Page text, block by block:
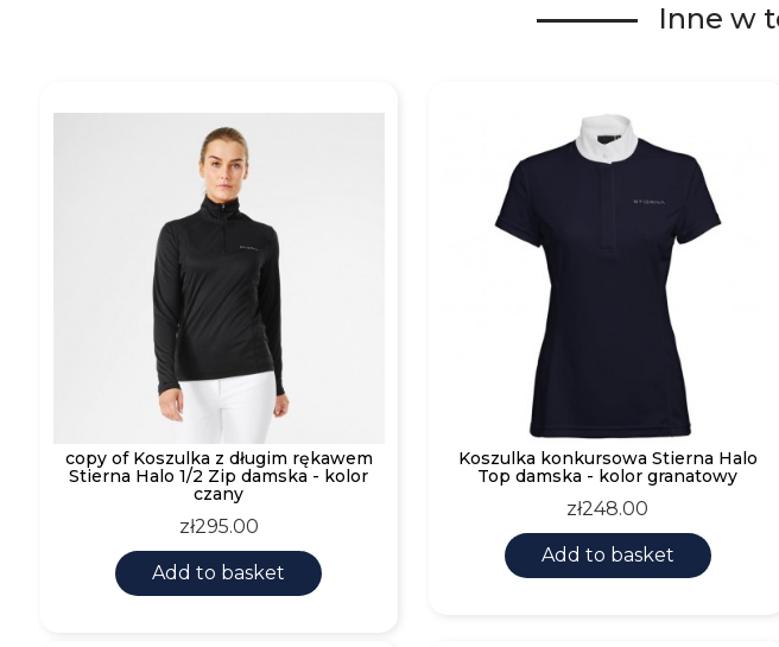
Inne w
copy of Koszulka z długim rękawem
Stierna Halo 1/2 Zip damska - kolor
czany
Price
zł295.00
Add to basket
Koszulka konkursowa Stierna Halo
Top damska - kolor granatowy
Price
zł248.00
Add to basket